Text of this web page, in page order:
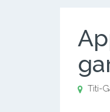
Titi-